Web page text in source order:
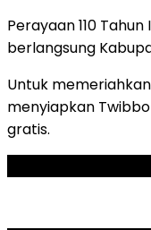
Perayaan 110
berlangsung
Untuk
menyiapkan
gratis.